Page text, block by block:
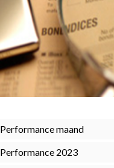
Performance maand
Performance 2023